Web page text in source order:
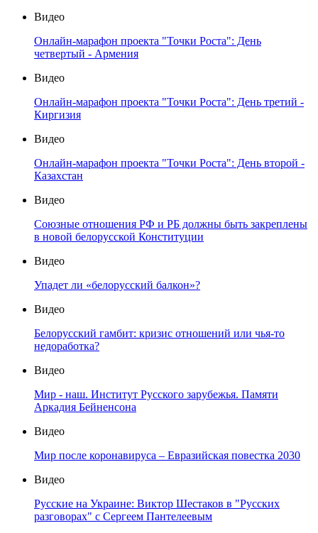
Видео
Онлайн-марафон проекта "Точки Роста": День
четвертый - Армения
Видео
Онлайн-марафон проекта "Точки Роста": День третий -
Киргизия
Видео
Онлайн-марафон проекта "Точки Роста": День второй -
Казахстан
Видео
Союзные отношения РФ и РБ должны быть закреплены
в новой белорусской Конституции
Видео
Упадет ли «белорусский балкон»?
Видео
Белорусский гамбит: кризис отношений или чья-то
недоработка?
Видео
Мир - наш. Институт Русского зарубежья. Памяти
Аркадия Бейненсона
Видео
Мир после коронавируса – Евразийская повестка 2030
Видео
Русские на Украине: Виктор Шестаков в "Русских
разговорах" с Сергеем Пантелеевым